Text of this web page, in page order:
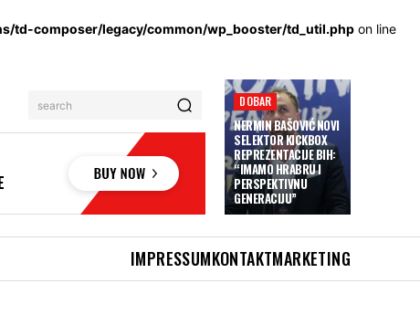
td-composer/legacy/common/wp_booster/td_util.php on line
search DOBAR
NERMIN BAŠOVIĆ NOVI
SELEKTOR KICKBOX
REPREZENTACIJE BIH:
“IMAMO HRABRU I
PERSPEKTIVNU
GENERACIJU”
IMPRESSUMKONTAKTMARKETING